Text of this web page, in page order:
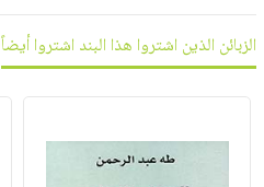
المطبخ
اكسسوارات
كتب
اكسسوارات
منزلية
اكسسوارات
كل
الاشتراكات
القراءة
iKitab
بحث
الزبائن الذين اشتروا هذا البند اشتروا أيضاً